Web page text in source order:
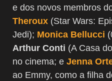
e dos novos membros
Theroux (Star Wars:
Jedi); Monica Bellucci
Arthur Conti (A Casa
no cinema; e Jenna
ao Emmy, como a filha